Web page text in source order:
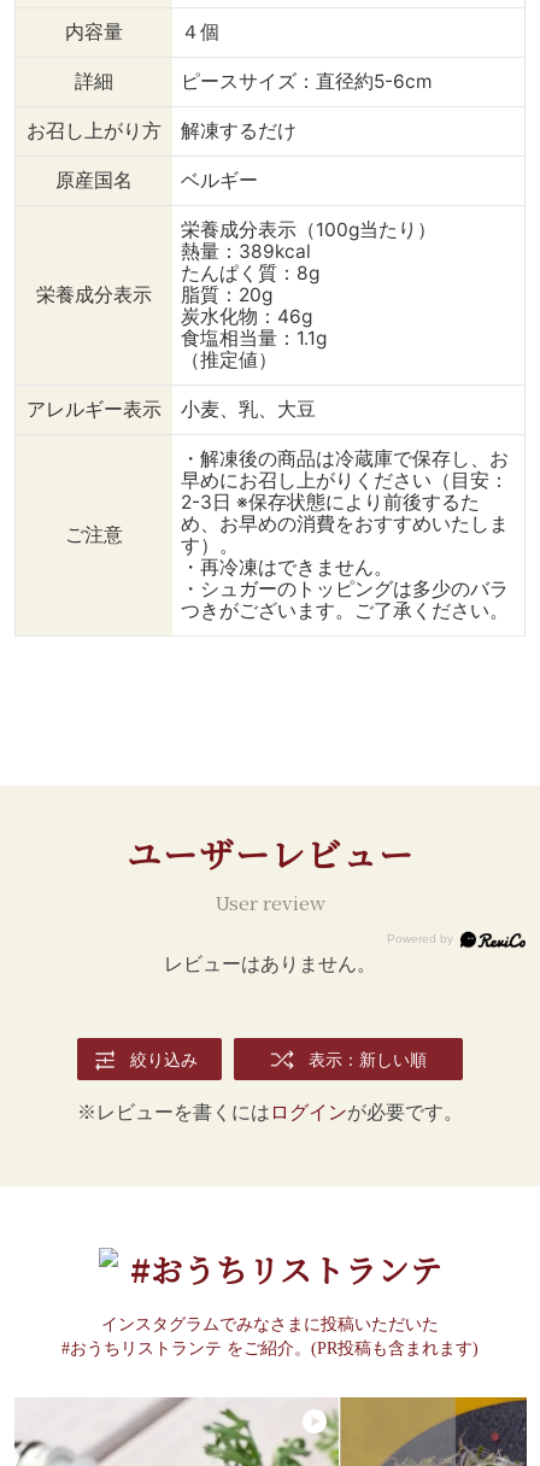
内容量 ４個
詳細 ピースサイズ：直径約5-6cm
お召し上がり方 解凍するだけ
原産国名 ベルギー
栄養成分表示
栄養成分表示（100g当たり）
熱量：389kcal
たんぱく質：8g
脂質：20g
炭水化物：46g
食塩相当量：1.1g
（推定値）
アレルギー表示 小麦、乳、大豆
ご注意
・解凍後の商品は冷蔵庫で保存し、お
早めにお召し上がりください（目安：
2-3日 ※保存状態により前後するた
め、お早めの消費をおすすめいたしま
す）。
・再冷凍はできません。
・シュガーのトッピングは多少のバラ
つきがございます。ご了承ください。
ユーザーレビュー
User review
レビューはありません。
絞り込み 表示：新しい順
※レビューを書くには ログインが必要です。
#おうちリストランテ
インスタグラムでみなさまに投稿いただいた
#おうちリストランテ をご紹介。(PR投稿も含まれます)